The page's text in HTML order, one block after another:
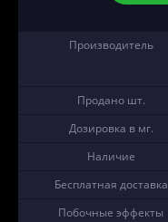
Производитель
Продано шт.
Дозировка в мг.
Наличие
Бесплатная доставка
Побочные эффекты